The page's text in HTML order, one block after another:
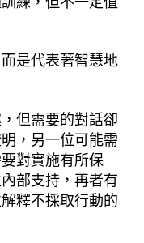
是代表著智慧地
但需要的對話卻
，另一位可能需
對實施有所保
部支持，再者有
釋不採取行動的